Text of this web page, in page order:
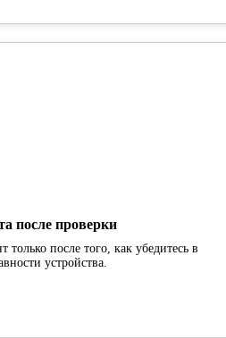
после проверки
только после того, как убедитесь в
устройства.